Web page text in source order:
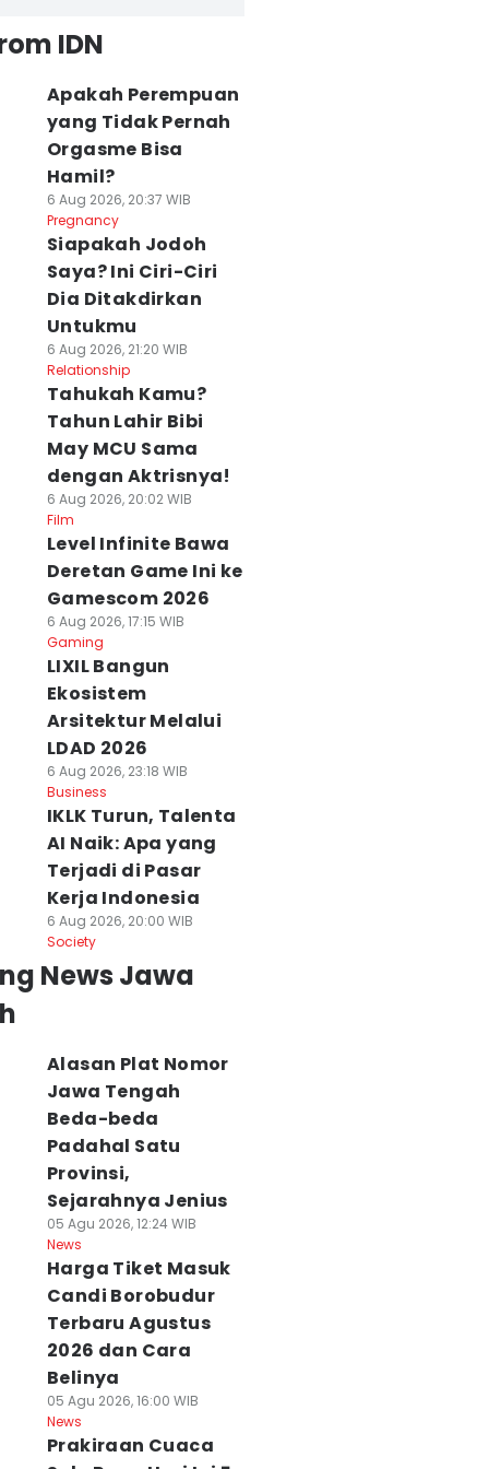
IDN
Apakah Perempuan
yang Tidak Pernah
Orgasme Bisa
Hamil?
6 Aug 2026, 20:37 WIB
Pregnancy
Siapakah Jodoh
Saya? Ini Ciri-Ciri
Dia Ditakdirkan
Untukmu
6 Aug 2026, 21:20 WIB
Relationship
Tahukah Kamu?
Tahun Lahir Bibi
May MCU Sama
dengan Aktrisnya!
6 Aug 2026, 20:02 WIB
Film
Level Infinite Bawa
Deretan Game Ini ke
Gamescom 2026
6 Aug 2026, 17:15 WIB
Gaming
LIXIL Bangun
Ekosistem
Arsitektur Melalui
LDAD 2026
6 Aug 2026, 23:18 WIB
Business
IKLK Turun, Talenta
AI Naik: Apa yang
Terjadi di Pasar
Kerja Indonesia
6 Aug 2026, 20:00 WIB
Society
News Jawa
Alasan Plat Nomor
Jawa Tengah
Beda-beda
Padahal Satu
Provinsi,
Sejarahnya Jenius
05 Agu 2026, 12:24 WIB
News
Harga Tiket Masuk
Candi Borobudur
Terbaru Agustus
2026 dan Cara
Belinya
05 Agu 2026, 16:00 WIB
News
Prakiraan Cuaca